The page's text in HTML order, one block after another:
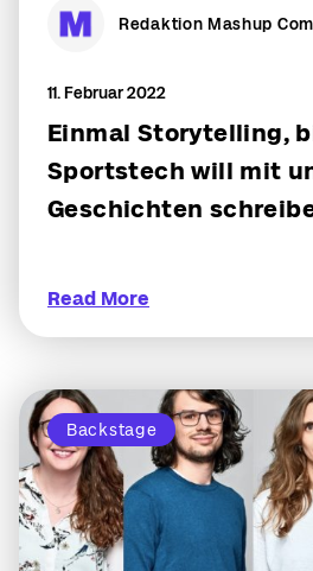
Redaktion Mashup
11. Februar 2022
Einmal Storytelling,
Sportstech will mit
Geschichten
Read More
Backstage